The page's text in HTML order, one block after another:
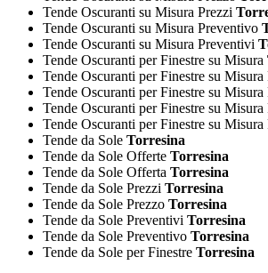
Tende Oscuranti su Misura Prezzi
Tende Oscuranti su Misura Preventivo
Tende Oscuranti su Misura Preventivi
Tende Oscuranti per Finestre su Misura
Tende Oscuranti per Finestre su Misura
Tende Oscuranti per Finestre su Misura
Tende Oscuranti per Finestre su
Tende Oscuranti per Finestre su
Tende da Sole Torresina
Tende da Sole Offerte Torresina
Tende da Sole Offerta Torresina
Tende da Sole Prezzi Torresina
Tende da Sole Prezzo Torresina
Tende da Sole Preventivi Torresina
Tende da Sole Preventivo Torresina
Tende da Sole per Finestre Torresina